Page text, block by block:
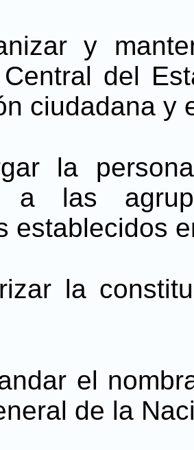
y
Central del
ciudadana y
la
a las
establecidos
la
el
de la